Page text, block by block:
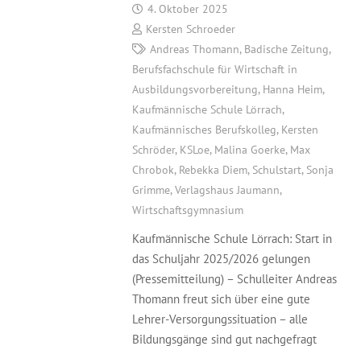
4. Oktober 2025
Kersten Schroeder
Andreas Thomann, Badische Zeitung,
Berufsfachschule für Wirtschaft in
Ausbildungsvorbereitung, Hanna Heim,
Kaufmännische Schule Lörrach,
Kaufmännisches Berufskolleg, Kersten
Schröder, KSLoe, Malina Goerke, Max
Chrobok, Rebekka Diem, Schulstart, Sonja
Grimme, Verlagshaus Jaumann,
Wirtschaftsgymnasium
Kaufmännische Schule Lörrach: Start in
das Schuljahr 2025/2026 gelungen
(Pressemitteilung) – Schulleiter Andreas
Thomann freut sich über eine gute
Lehrer-Versorgungssituation – alle
Bildungsgänge sind gut nachgefragt